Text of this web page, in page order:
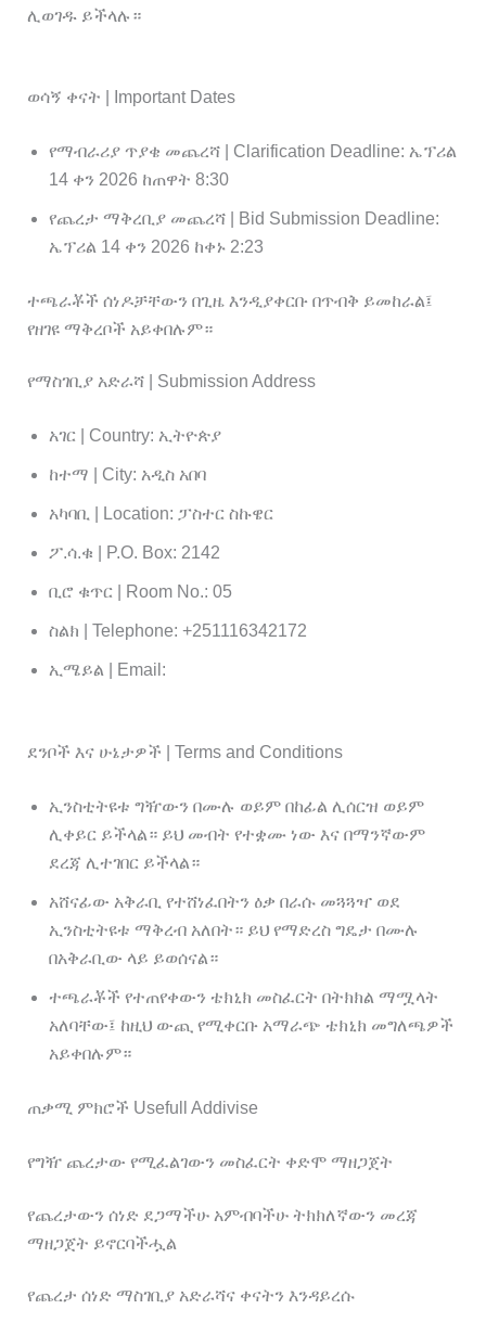
ሊወገዱ ይችላሉ።
ወሳኝ ቀናት | Important Dates
የማብራሪያ ጥያቄ መጨረሻ | Clarification Deadline: ኤፕሪል
14 ቀን 2026 ከጠዋት 8:30
የጨረታ ማቅረቢያ መጨረሻ | Bid Submission Deadline:
ኤፕሪል 14 ቀን 2026 ከቀኑ 2:23
ተጫራቾች ሰነዶቻቸውን በጊዜ እንዲያቀርቡ በጥብቅ ይመከራል፤
የዘገዩ ማቅረቦች አይቀበሉም።
የማስገቢያ አድራሻ | Submission Address
አገር | Country: ኢትዮጵያ
ከተማ | City: አዲስ አበባ
አካባቢ | Location: ፓስተር ስኩዌር
ፖ.ሳ.ቁ | P.O. Box: 2142
ቢሮ ቁጥር | Room No.: 05
ስልክ | Telephone: +251116342172
ኢሜይል | Email:
ደንቦች እና ሁኔታዎች | Terms and Conditions
ኢንስቲትዩቱ ግዥውን በሙሉ ወይም በከፊል ሊሰርዝ ወይም
ሊቀይር ይችላል። ይህ መብት የተቋሙ ነው እና በማንኛውም
ደረጃ ሊተገበር ይችላል።
አሸናፊው አቅራቢ የተሸነፈበትን ዕቃ በራሱ መጓጓዣ ወደ
ኢንስቲትዩቱ ማቅረብ አለበት። ይህ የማድረስ ግዴታ በሙሉ
በአቅራቢው ላይ ይወሰናል።
ተጫራቾች የተጠየቀውን ቴክኒክ መስፈርት በትክክል ማሟላት
አለባቸው፤ ከዚህ ውጪ የሚቀርቡ አማራጭ ቴክኒክ መግለጫዎች
አይቀበሉም።
ጠቃሚ ምክሮች Usefull Addivise
የግዥ ጨረታው የሚፈልገውን መስፈርት ቀድሞ ማዘጋጀት
የጨረታውን ሰነድ ደጋማችሁ አምብባችሁ ትክክለኛውን መረጃ
ማዘጋጀት ይኖርባችሗል
የጨረታ ሰነድ ማስገቢያ አድራሻና ቀናትን እንዳይረሱ